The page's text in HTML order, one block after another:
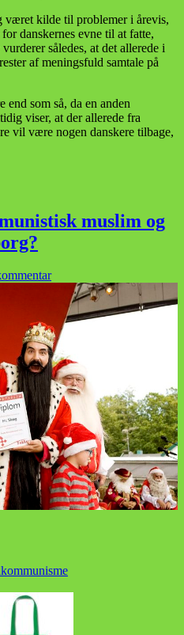
kilde til problemer i årevis,
danskernes evne til at fatte,
således, at det allerede i
af meningsfuld samtale på
som så, da en anden
viser, at der allerede fra
vil være nogen danskere tilbage,
muslim og
kommunisme